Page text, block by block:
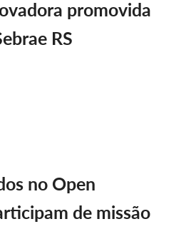
promovida
RS
no Open
de missão